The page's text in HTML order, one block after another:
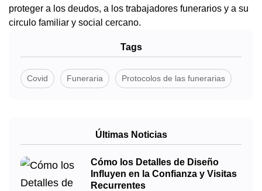
proteger a los deudos, a los trabajadores funerarios y a su
circulo familiar y social cercano.
Tags
Covid Funeraria Protocolos de las funerarias
Últimas Noticias
Cómo los Detalles de Diseño
Influyen en la Confianza y Visitas
Recurrentes